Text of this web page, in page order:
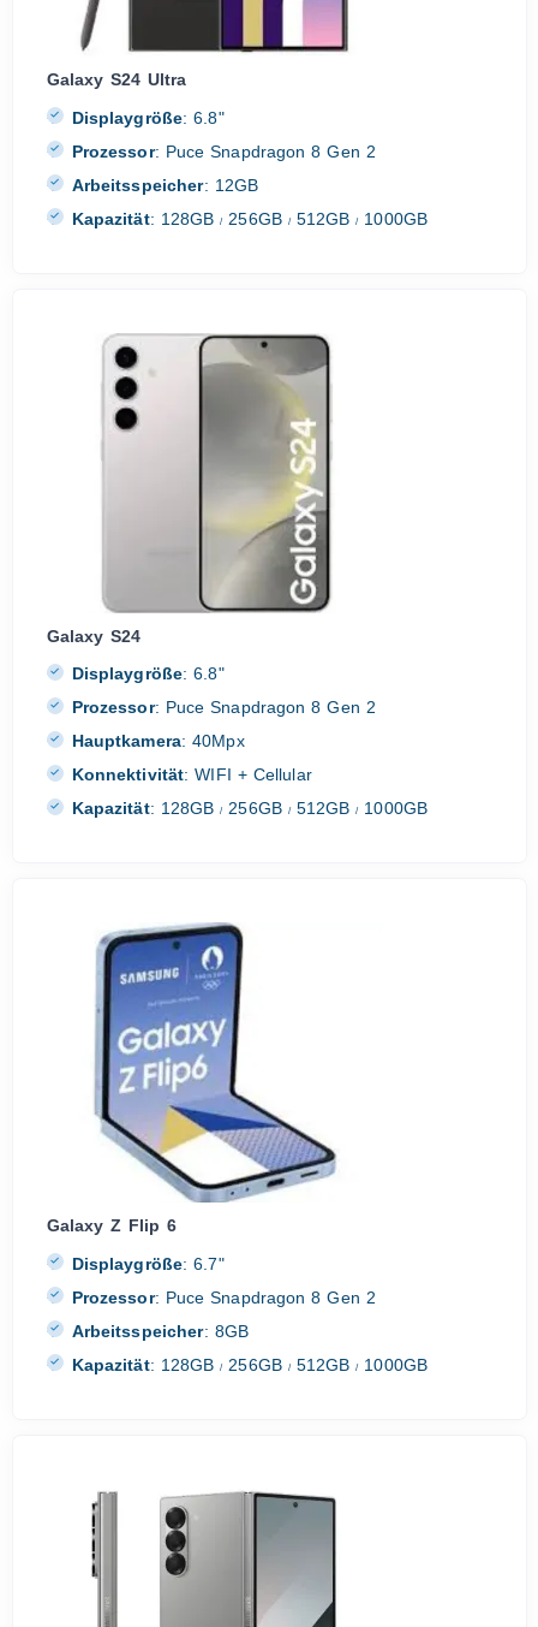
Galaxy S24 Ultra
Displaygröße: 6.8"
Prozessor: Puce Snapdragon 8 Gen 2
Arbeitsspeicher: 12GB
Kapazität: 128GB/ 256GB /512GB/ 1000GB
Galaxy S24
Displaygröße: 6.8"
Prozessor: Puce Snapdragon 8 Gen 2
Hauptkamera: 40Mpx
Konnektivität: WIFI + Cellular
Kapazität: 128GB/ 256GB /512GB/ 1000GB
Galaxy Z Flip 6
Displaygröße: 6.7"
Prozessor: Puce Snapdragon 8 Gen 2
Arbeitsspeicher: 8GB
Kapazität: 128GB/ 256GB /512GB/ 1000GB